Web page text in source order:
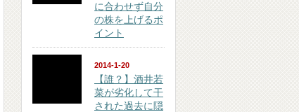
に合わせず自分
の株を上げるポ
イント
2014-1-20
【誰？】酒井若
菜が劣化して干
された過去に隠